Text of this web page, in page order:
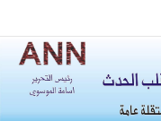
شرق أوسط جديد